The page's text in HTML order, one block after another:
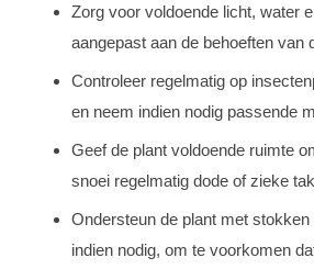
Zorg voor voldoende licht, water
aangepast aan de behoeften van
Controleer regelmatig op
en neem indien nodig passende
Geef de plant voldoende ruimte
snoei regelmatig dode of zieke
Ondersteun de plant met stokken
indien nodig, om te voorkomen